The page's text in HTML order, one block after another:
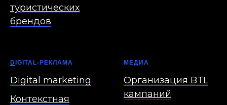
туристических
брендов
DIGITAL-РЕКЛАМА
Digital marketing
Контекстная
МЕДИА
Организация BTL
кампаний